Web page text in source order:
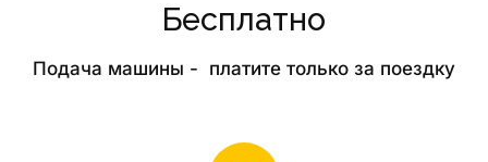
Бесплатно
Подача машины -  платите только за поездку